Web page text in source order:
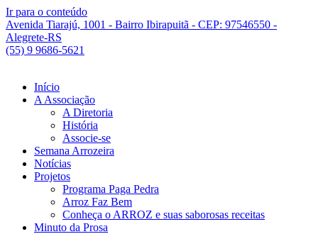
Ir para o conteúdo
Avenida Tiarajú, 1001 - Bairro Ibirapuitã - CEP: 97546550 -
Alegrete-RS
(55) 9 9686-5621
Início
A Associação
A Diretoria
História
Associe-se
Semana Arrozeira
Notícias
Projetos
Programa Paga Pedra
Arroz Faz Bem
Conheça o ARROZ e suas saborosas receitas
Minuto da Prosa